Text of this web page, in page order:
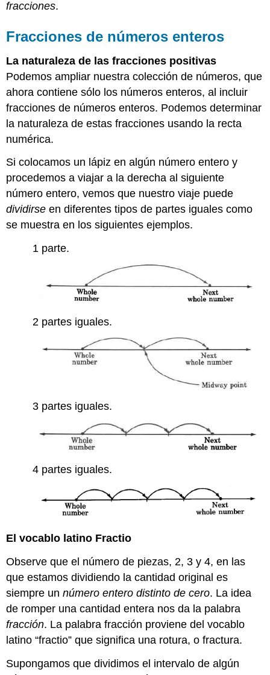
fracciones.
Fracciones de números enteros
La naturaleza de lasfracciones positivas
Podemos ampliar nuestra colección de números, que
ahora contiene sólo los números enteros, al incluir
fracciones de números enteros. Podemos determinar
la naturaleza de estas fracciones usando la recta
numérica.
Si colocamos un lápiz en algún número entero y
procedemos a viajar a la derecha al siguiente
número entero, vemos que nuestro viaje puede
dividirse en diferentes tipos de partes iguales como
se muestra en los siguientes ejemplos.
1 parte.
2 partes iguales.
3 partes iguales.
4 partes iguales.
El vocablo latino Fractio
Observe que el número de piezas, 2, 3 y 4, en las
que estamos dividiendo la cantidad original es
siempre unnúmero entero distinto de cero. La idea
de romper una cantidad entera nos da la palabra
fracción. La palabra fracción proviene del vocablo
latino “fractio” que significa una rotura, o fractura.
Supongamos que dividimos el intervalo de algún